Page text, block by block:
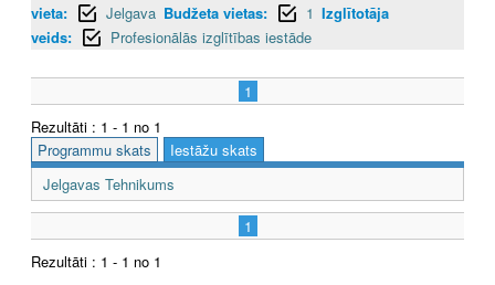
vieta:
Jelgava Budžeta vietas: 1 Izglītotāja
veids:
Profesionālās izglītības iestāde
1
Rezultāti : 1 - 1 no 1
Programmu skats
Iestāžu skats
Jelgavas Tehnikums
1
Rezultāti : 1 - 1 no 1